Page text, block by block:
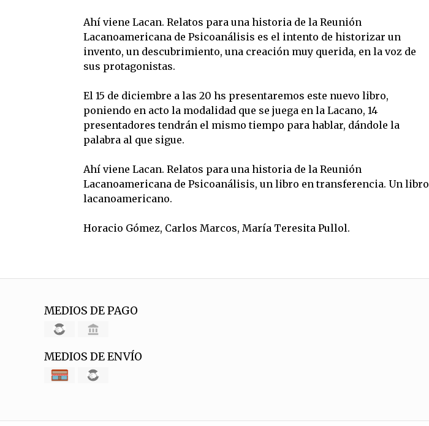
Ahí viene Lacan. Relatos para una historia de la Reunión
Lacanoamericana de Psicoanálisis es el intento de historizar un
invento, un descubrimiento, una creación muy querida, en la voz de
sus protagonistas.
El 15 de diciembre a las 20 hs presentaremos este nuevo libro,
poniendo en acto la modalidad que se juega en la Lacano, 14
presentadores tendrán el mismo tiempo para hablar, dándole la
palabra al que sigue.
Ahí viene Lacan. Relatos para una historia de la Reunión
Lacanoamericana de Psicoanálisis, un libro en transferencia. Un libro
lacanoamericano.
Horacio Gómez, Carlos Marcos, María Teresita Pullol.
MEDIOS DE PAGO
MEDIOS DE ENVÍO